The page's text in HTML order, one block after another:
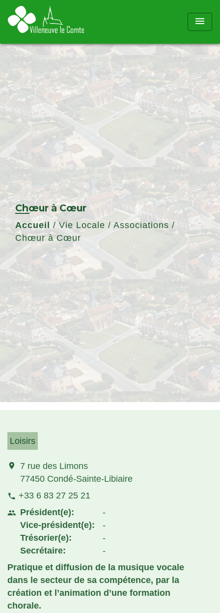
menu
Chœur à Cœur
Accueil / Vie Locale / Associations /
Chœur à Cœur
Loisirs
location_on
7 rue des Limons
77450 Condé-Sainte-Libiaire
phone +33 6 83 27 25 21
people Président(e):
Vice-président(e):
Trésorier(e):
Secrétaire:
-
-
-
-
Pratique et diffusion de la musique vocale
dans le secteur de sa compétence, par la
création et l’animation d’une formation
chorale.